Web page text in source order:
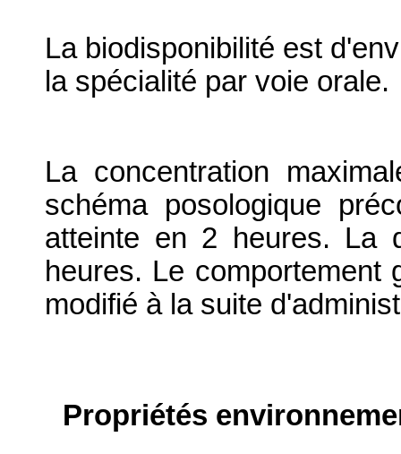
La biodisponibilité est
la spécialité par voie orale.
La concentration
schéma posologique
atteinte en 2 heures. La
heures. Le comportement
modifié à la suite
Propriétés